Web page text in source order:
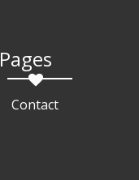
Pages
Contact